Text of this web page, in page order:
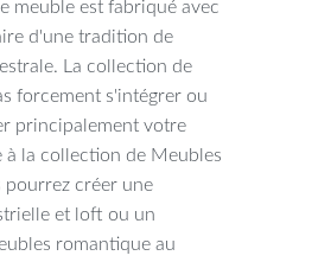
meuble est fabriqué avec
d'une tradition de
La collection de
forcement s'intégrer ou
principalement votre
à la collection de Meubles
pourrez créer une
et loft ou un
romantique au